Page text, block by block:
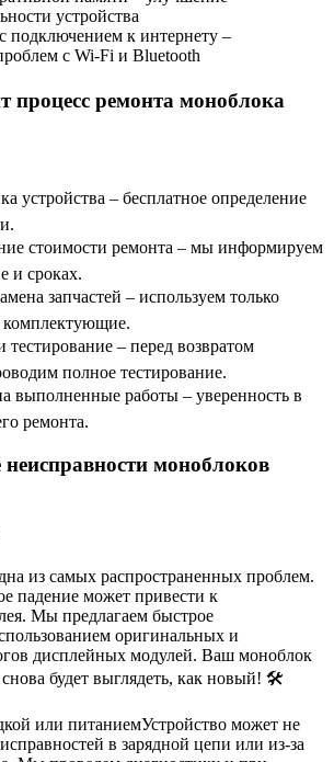
устройства
подключением к интернету –
с Wi-Fi и Bluetooth
процесс ремонта моноблока
устройства – бесплатное определение
стоимости ремонта – мы информируем
и сроках.
запчастей – используем только
комплектующие.
тестирование – перед возвратом
полное тестирование.
выполненные работы – уверенность в
ремонта.
моноблоков
из самых распространенных проблем.
падение может привести к
Мы предлагаем быстрое
оригинальных и
дисплейных модулей. Ваш моноблок
будет выглядеть, как новый! 🛠️
или питаниемУстройство может не
в зарядной цепи или из-за